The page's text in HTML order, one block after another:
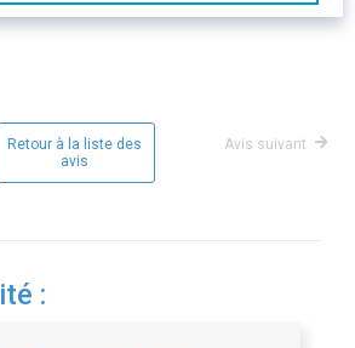
Retour à la liste des
avis
Avis suivant
: